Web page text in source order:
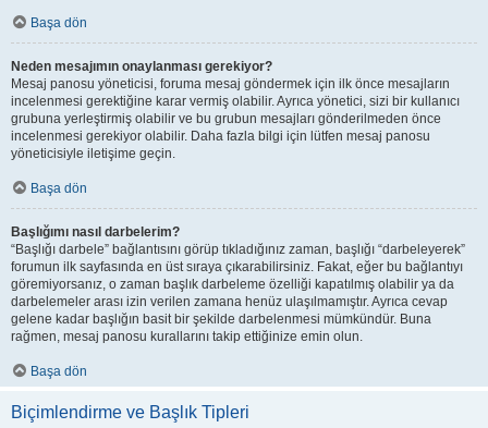
Başa dön
Neden mesajımın onaylanması gerekiyor?
Mesaj panosu yöneticisi, foruma mesaj göndermek için ilk önce mesajların
incelenmesi gerektiğine karar vermiş olabilir. Ayrıca yönetici, sizi bir kullanıcı
grubuna yerleştirmiş olabilir ve bu grubun mesajları gönderilmeden önce
incelenmesi gerekiyor olabilir. Daha fazla bilgi için lütfen mesaj panosu
yöneticisiyle iletişime geçin.
Başa dön
Başlığımı nasıl darbelerim?
“Başlığı darbele” bağlantısını görüp tıkladığınız zaman, başlığı “darbeleyerek”
forumun ilk sayfasında en üst sıraya çıkarabilirsiniz. Fakat, eğer bu bağlantıyı
göremiyorsanız, o zaman başlık darbeleme özelliği kapatılmış olabilir ya da
darbelemeler arası izin verilen zamana henüz ulaşılmamıştır. Ayrıca cevap
gelene kadar başlığın basit bir şekilde darbelenmesi mümkündür. Buna
rağmen, mesaj panosu kurallarını takip ettiğinize emin olun.
Başa dön
Biçimlendirme ve Başlık Tipleri